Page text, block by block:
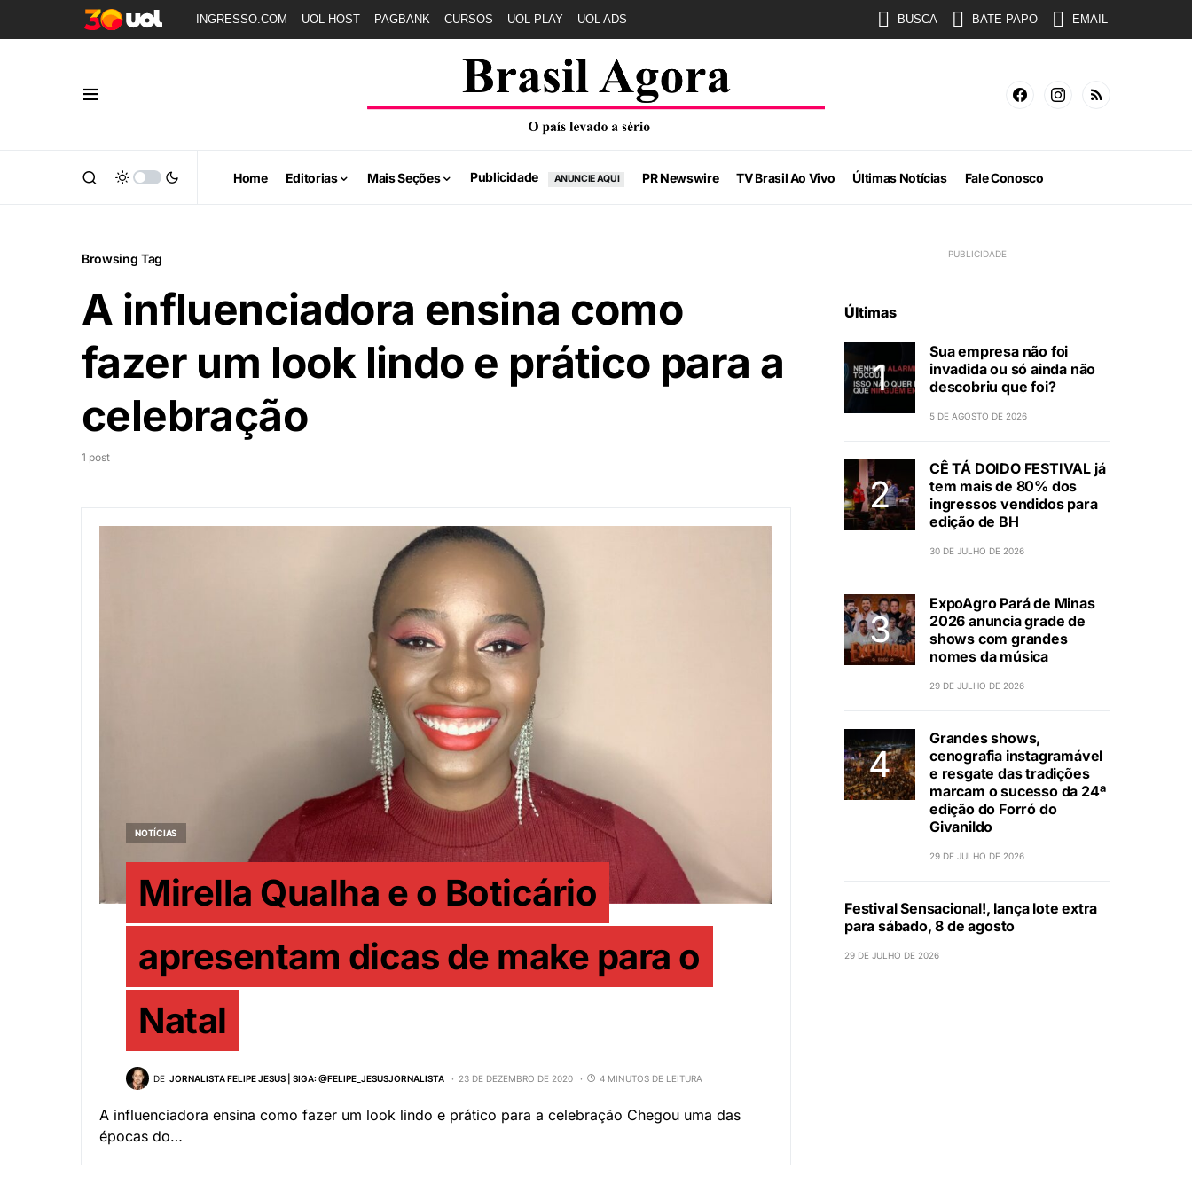
INGRESSO.COM UOL HOST PAGBANK CURSOS UOL PLAY UOL ADS BUSCA BATE-PAPO EMAIL
Home Editorias Mais Seções Publicidade ANUNCIE AQUI PR Newswire TV Brasil Ao Vivo Últimas Notícias Fale Conosco
Browsing Tag
A influenciadora ensina como
fazer um look lindo e prático para a
celebração
1 post
NOTÍCIAS
Mirella Qualha e o Boticário
apresentam dicas de make para o
Natal
DE JORNALISTA FELIPE JESUS | SIGA: @FELIPE_JESUSJORNALISTA 23 DE DEZEMBRO DE 2020 4 MINUTOS DE LEITURA
A influenciadora ensina como fazer um look lindo e prático para a celebração Chegou uma das
épocas do…
Últimas
Sua empresa não foi
invadida ou só ainda não
descobriu que foi?
5 DE AGOSTO DE 2026
CÊ TÁ DOIDO FESTIVAL já
tem mais de 80% dos
ingressos vendidos para
edição de BH
30 DE JULHO DE 2026
ExpoAgro Pará de Minas
2026 anuncia grade de
shows com grandes
nomes da música
29 DE JULHO DE 2026
Grandes shows,
cenografia instagramável
e resgate das tradições
marcam o sucesso da 24ª
edição do Forró do
Givanildo
29 DE JULHO DE 2026
Festival Sensacional!, lança lote extra
para sábado, 8 de agosto
29 DE JULHO DE 2026